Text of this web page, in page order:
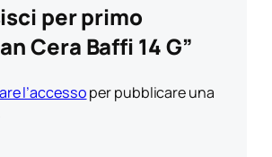
per primo
Cera Baffi 14 G”
l’accessoper pubblicare una